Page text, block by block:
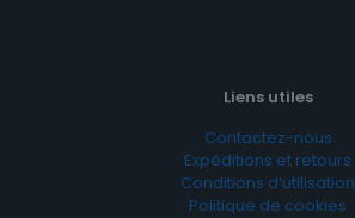
Liens utiles
Contactez-nous
Expéditions et retours
Conditions d’utilisation
Politique de cookies